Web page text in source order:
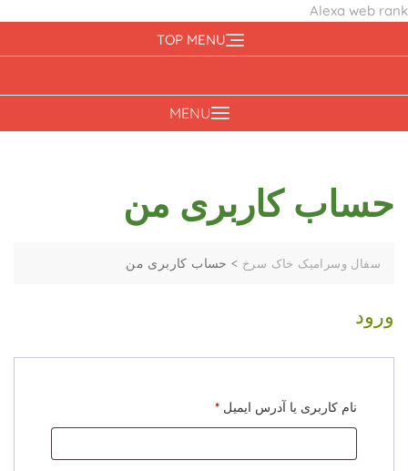
Alexa web rank
to
TOP MENU
MENU
حساب کاربری من
سفال وسرامیک خاک سرخ > حساب کاربری من
ورود
نام کاربری یا آدرس ایمیل *الزامی